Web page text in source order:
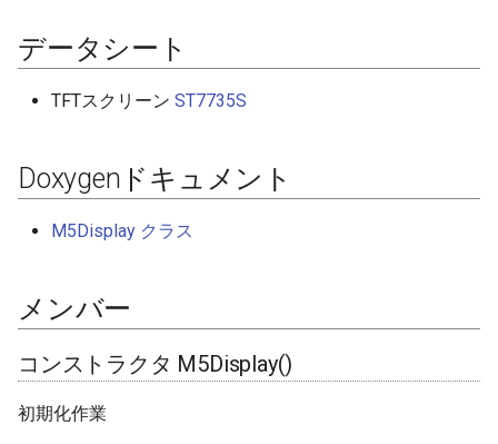
開始 begin()
(未実装)液晶の明るさ設定
setBrightness()
drawBitmap()
Bitmap描画(16bit)
BLE2904
BLEAddress
BLEAdvertisedDeviceCallbacks
BLEAdvertising
BLEBeacon
BLECharacteristic
ガスセンサー
照度センサー
SPI
低レベルI2C
PWM(LEDC)
ピンマトリクス(pinMatrix)
赤外線送受信(RMT)
SigmaDelta変調(sigmaDelta)
低レベルSPI(spi)
mcpwm
rmt
timers
xtensa_timer
I2C
I2S(Inter-IC Sound)
PWM(LED Control)
パルスカウンタ(PCNT)
赤外線送受信(Remote
CloudMQTT
Heroku
ThingSpeak
SPI Flash
多言語(日本語)フォント表示
データシート
TFTスクリーン ST7735S
Doxygenドキュメント
M5Display クラス
メンバー
コンストラクタ M5Display()
初期化作業